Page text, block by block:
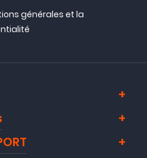
générales et la